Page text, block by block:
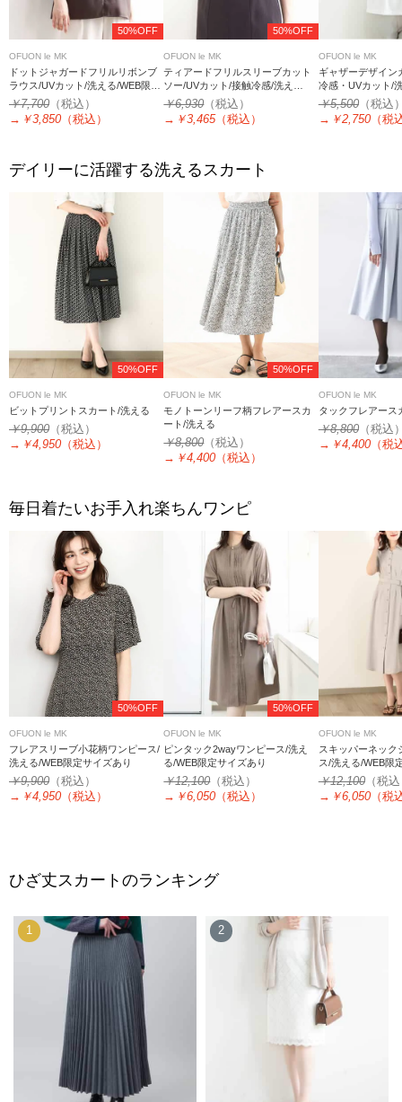
50%OFF
OFUON le MK
ドットジャガードフリルリボンブ
ラウス/UVカット/洗える/WEB限定
サイズあり
￥7,700 （税込）
→ ￥3,850 （税込）
50%OFF
OFUON le MK
ティアードフリルスリーブカット
ソー/UVカット/接触冷感/洗え
る/WEB限定サイズあり
￥6,930（税込）
→ ￥3,465（税込）
OFUON le MK
ギャザーデザイン
冷感・UVカット/
サイズあり
￥5,500（税込
→ ￥2,750（税
デイリーに活躍する洗えるスカート
50%OFF
OFUON le MK
ビットプリントスカート/洗える
￥9,900 （税込）
→ ￥4,950 （税込）
50%OFF
OFUON le MK
モノトーンリーフ柄フレアースカ
ート/洗える
￥8,800（税込）
→ ￥4,400 （税込）
OFUON le MK
タックフレアース
￥8,800（税込
→ ￥4,400（税
毎日着たいお手入れ楽ちんワンピ
50%OFF
OFUON le MK
フレアスリーブ小花柄ワンピース/
洗える/WEB限定サイズあり
￥9,900 （税込）
→ ￥4,950 （税込）
50%OFF
OFUON le MK
ピンタック2wayワンピース/洗え
る/WEB限定サイズあり
￥12,100（税込）
→ ￥6,050 （税込）
OFUON le MK
スキッパーネック
ス/洗える/WEB限
￥12,100（税
→ ￥6,050（税
ひざ丈スカートのランキング
1 2